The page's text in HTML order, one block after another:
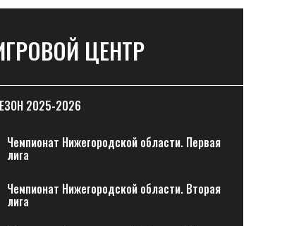
ЦЕНТР
2025-2026
Чемпионат Нижегородской области. Первая
лига
Чемпионат Нижегородской области. Вторая
лига